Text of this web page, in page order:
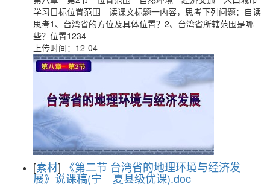
学习目标位置范围 读课文标题一内容，思考下列问题：自读
思考1、台湾省的方位及具体位置？2、台湾省所辖范围是哪
些？位置1234
上传时间：12-04
[素材] 《第二节 台湾省的地理环境与经济发
展》说课稿(宁 夏县级优课).doc